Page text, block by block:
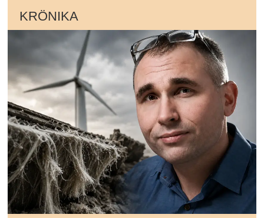
KRÖNIKA